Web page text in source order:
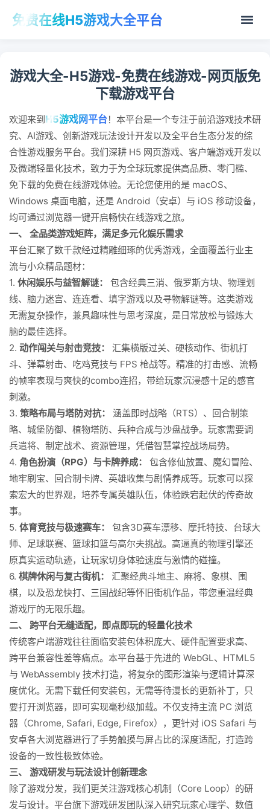
免费在线H5游戏大全平台
游戏大全-H5游戏-免费在线游戏-网页版免
下载游戏平台
欢迎来到H5游戏网平台！本平台是一个专注于前沿游戏技术研
究、AI游戏、创新游戏玩法设计开发以及全平台生态分发的综
合性游戏服务平台。我们深耕 H5 网页游戏、客户端游戏开发以
及微端轻量化技术，致力于为全球玩家提供高品质、零门槛、
免下载的免费在线游戏体验。无论您使用的是 macOS、
Windows 桌面电脑，还是 Android（安卓）与 iOS 移动设备，
均可通过浏览器一键开启畅快在线游戏之旅。
一、 全品类游戏矩阵，满足多元化娱乐需求
平台汇聚了数千款经过精雕细琢的优秀游戏，全面覆盖行业主
流与小众精品题材：
1. 休闲娱乐与益智解谜：
包含经典三消、俄罗斯方块、物理划
线、脑力迷宫、连连看、填字游戏以及寻物解谜等。这类游戏
无需复杂操作，兼具趣味性与思考深度，是日常放松与锻炼大
脑的最佳选择。
2. 动作闯关与射击竞技：
汇集横版过关、硬核动作、街机打
斗、弹幕射击、吃鸡竞技与 FPS 枪战等。精准的打击感、流畅
的帧率表现与爽快的combo连招，带给玩家沉浸感十足的感官
刺激。
3. 策略布局与塔防对抗：
涵盖即时战略（RTS）、回合制策
略、城堡防御、植物塔防、兵种合成与沙盘战争。玩家需要调
兵遣将、制定战术、资源管理，凭借智慧掌控战场局势。
4. 角色扮演（RPG）与卡牌养成：
包含修仙放置、魔幻冒险、
地牢刷宝、回合制卡牌、英雄收集与剧情养成等。玩家可以探
索宏大的世界观，培养专属英雄队伍，体验跌宕起伏的传奇故
事。
5. 体育竞技与极速赛车：
包含3D赛车漂移、摩托特技、台球大
师、足球联赛、篮球扣篮与高尔夫挑战。高逼真的物理引擎还
原真实运动轨迹，让玩家切身体验速度与激情的碰撞。
6. 棋牌休闲与复古街机：
汇聚经典斗地主、麻将、象棋、围
棋，以及恐龙快打、三国战纪等怀旧街机作品，带您重温经典
游戏厅的无限乐趣。
二、 跨平台无缝适配，即点即玩的轻量化技术
传统客户端游戏往往面临安装包体积庞大、硬件配置要求高、
跨平台兼容性差等痛点。本平台基于先进的 WebGL、HTML5
与 WebAssembly 技术打造，将复杂的图形渲染与逻辑计算深
度优化。无需下载任何安装包，无需等待漫长的更新补丁，只
要打开浏览器，即可实现毫秒级加载。不仅支持主流 PC 浏览
器（Chrome, Safari, Edge, Firefox），更针对 iOS Safari 与
安卓各大浏览器进行了手势触摸与屏占比的深度适配，打造跨
设备的一致性极致体验。
三、 游戏研发与玩法设计创新理念
除了游戏分发，我们更关注游戏核心机制（Core Loop）的研
发与设计。平台旗下游戏研发团队深入研究玩家心理学、数值